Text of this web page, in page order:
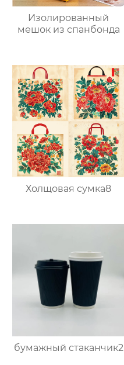
Изолированный
мешок из спанбонда
Холщовая сумка8
бумажный стаканчик2